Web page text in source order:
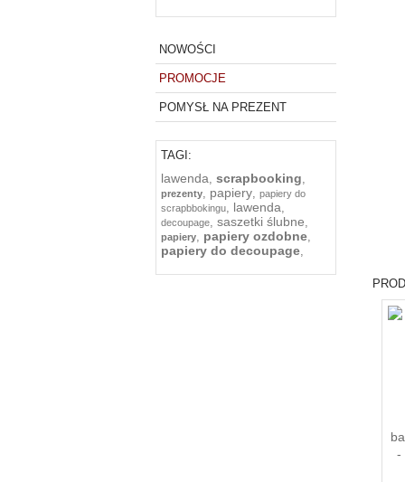
NOWOŚCI
PROMOCJE
POMYSŁ NA PREZENT
TAGI:
lawenda, scrapbooking,
prezenty, papiery, papiery do
scrapbbokingu, lawenda,
decoupage, saszetki ślubne,
papiery, papiery ozdobne,
papiery do decoupage,
-